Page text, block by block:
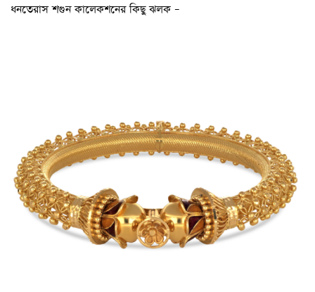
ধনতেরাস শগুন কালেকশনের কিছু ঝলক –